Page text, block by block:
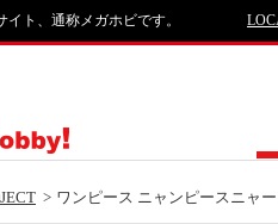
ト、通称メガホビです。
ワンピース ニャンピースニャー